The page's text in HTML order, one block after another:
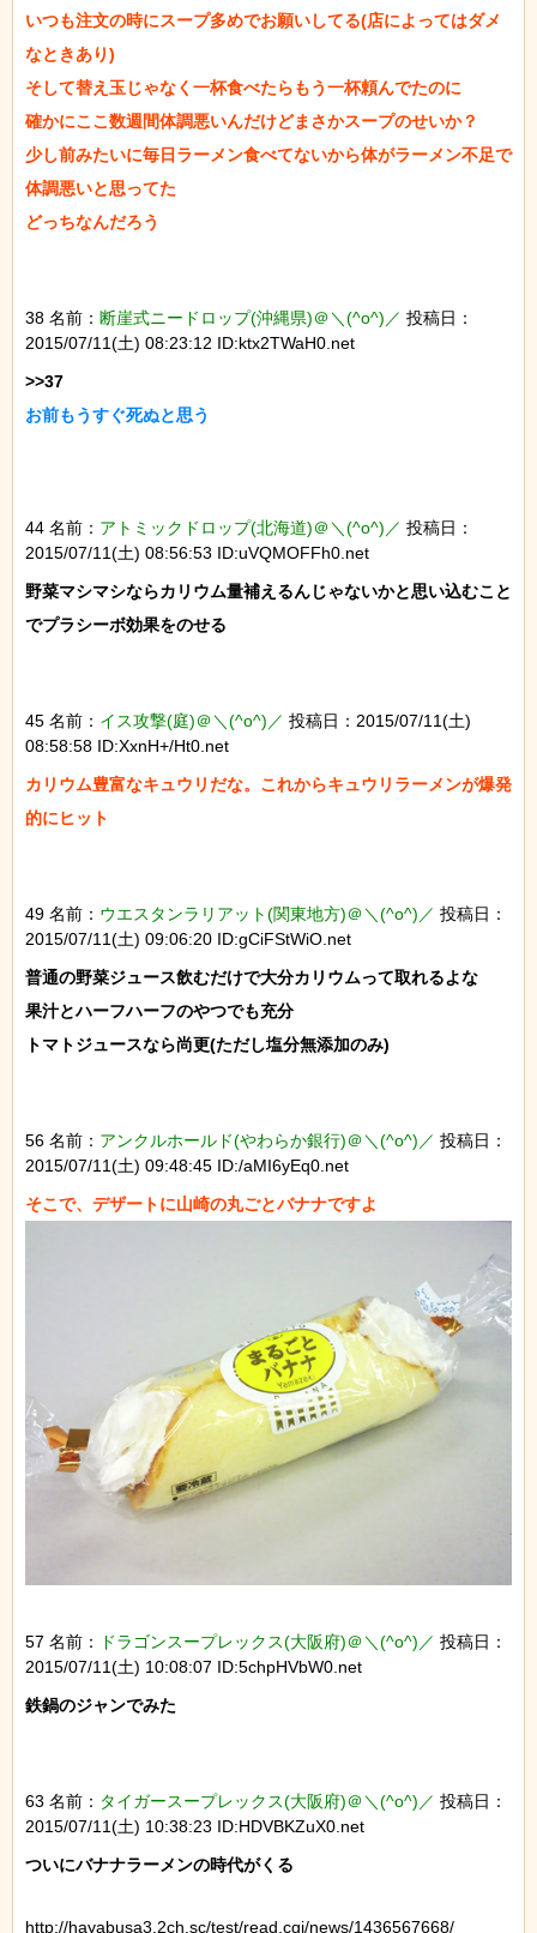
いつも注文の時にスープ多めでお願いしてる(店によってはダメ
なときあり)
そして替え玉じゃなく一杯食べたらもう一杯頼んでたのに
確かにここ数週間体調悪いんだけどまさかスープのせいか？
少し前みたいに毎日ラーメン食べてないから体がラーメン不足で
体調悪いと思ってた
どっちなんだろう
38 名前： 断崖式ニードロップ(沖縄県)＠＼(^o^)／ 投稿日：
2015/07/11(土) 08:23:12 ID:ktx2TWaH0.net
お前もうすぐ死ぬと思う
44 名前： アトミックドロップ(北海道)＠＼(^o^)／ 投稿日：
2015/07/11(土) 08:56:53 ID:uVQMOFFh0.net
野菜マシマシならカリウム量補えるんじゃないかと思い込むこと
でプラシーボ効果をのせる
45 名前： イス攻撃(庭)＠＼(^o^)／ 投稿日：2015/07/11(土)
08:58:58 ID:XxnH+/Ht0.net
カリウム豊富なキュウリだな。これからキュウリラーメンが爆発
的にヒット
49 名前： ウエスタンラリアット(関東地方)＠＼(^o^)／ 投稿日：
2015/07/11(土) 09:06:20 ID:gCiFStWiO.net
普通の野菜ジュース飲むだけで大分カリウムって取れるよな
果汁とハーフハーフのやつでも充分
トマトジュースなら尚更(ただし塩分無添加のみ)
56 名前： アンクルホールド(やわらか銀行)＠＼(^o^)／ 投稿日：
2015/07/11(土) 09:48:45 ID:/aMI6yEq0.net
そこで、デザートに山崎の丸ごとバナナですよ
57 名前： ドラゴンスープレックス(大阪府)＠＼(^o^)／ 投稿日：
2015/07/11(土) 10:08:07 ID:5chpHVbW0.net
鉄鍋のジャンでみた
63 名前： タイガースープレックス(大阪府)＠＼(^o^)／ 投稿日：
2015/07/11(土) 10:38:23 ID:HDVBKZuX0.net
http://hayabusa3.2ch.sc/test/read.cgi/news/1436567668/